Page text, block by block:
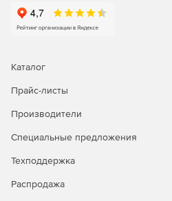
Каталог
Прайс-листы
Производители
Специальные предложения
Техподдержка
Распродажа